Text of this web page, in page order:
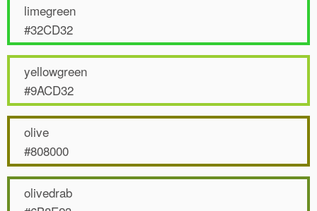
limegreen
#32CD32
yellowgreen
#9ACD32
olive
#808000
olivedrab